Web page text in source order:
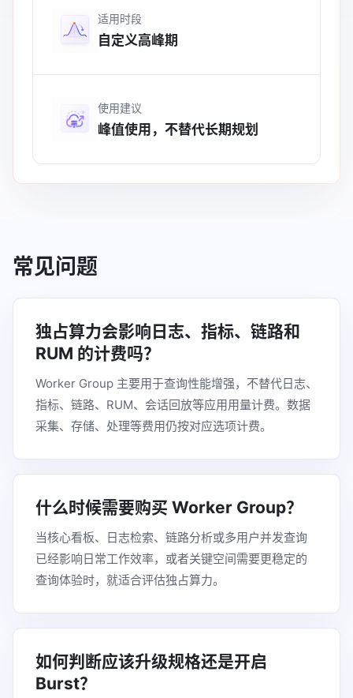
适用时段
自定义高峰期
使用建议
峰值使用，不替代长期规划
常见问题
独占算力会影响日志、指标、链路和
RUM 的计费吗？
Worker Group 主要用于查询性能增强，不替代日志、
指标、链路、RUM、会话回放等应用用量计费。数据
采集、存储、处理等费用仍按对应选项计费。
什么时候需要购买 Worker Group？
当核心看板、日志检索、链路分析或多用户并发查询
已经影响日常工作效率，或者关键空间需要更稳定的
查询体验时，就适合评估独占算力。
如何判断应该升级规格还是开启
Burst？